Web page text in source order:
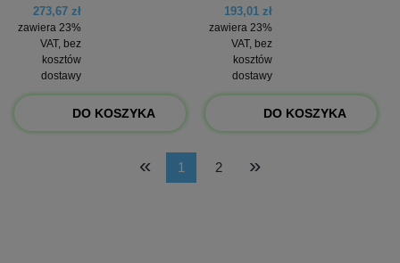
273,67 zł
zawiera 23%
VAT, bez
kosztów
dostawy
DO KOSZYKA
193,01 zł
zawiera 23%
VAT, bez
kosztów
dostawy
DO KOSZYKA
« 1 2 »